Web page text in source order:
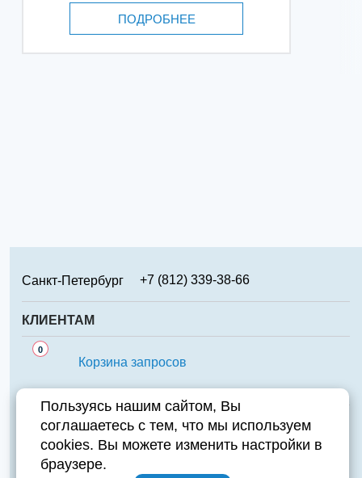
Пользуясь нашим сайтом, Вы
соглашаетесь с тем, что мы используем
cookies. Вы можете изменить настройки в
браузере.
ПОДРОБНЕЕ
Санкт-Петербург
+7 (812) 339-38-66
Москва
+7 (499) 346-65-02
Краснодар
Челябинск
+7 (351) 711-15-87
Екатеринбург
+7 (343) 226-97-23
Самара
КЛИЕНТАМ
Сервис
Аналоги
Контакты
Компания
0
Корзина запросов
Адрес: 196084, Санкт-Петербург, ул. Парковая д.6А